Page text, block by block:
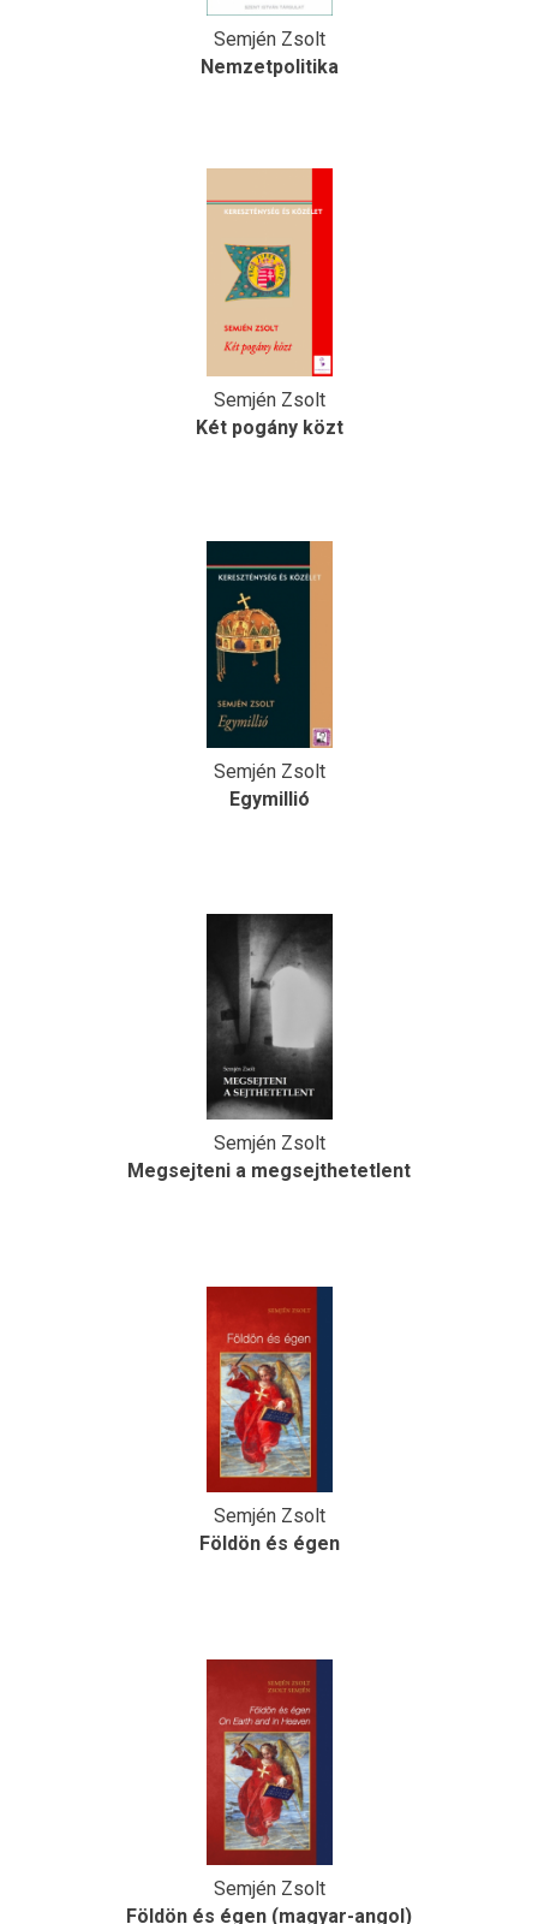
Semjén Zsolt
Nemzetpolitika
Semjén Zsolt
Két pogány közt
Semjén Zsolt
Egymillió
Semjén Zsolt
Megsejteni a megsejthetetlent
Semjén Zsolt
Földön és égen
Semjén Zsolt
Földön és égen (magyar-angol)